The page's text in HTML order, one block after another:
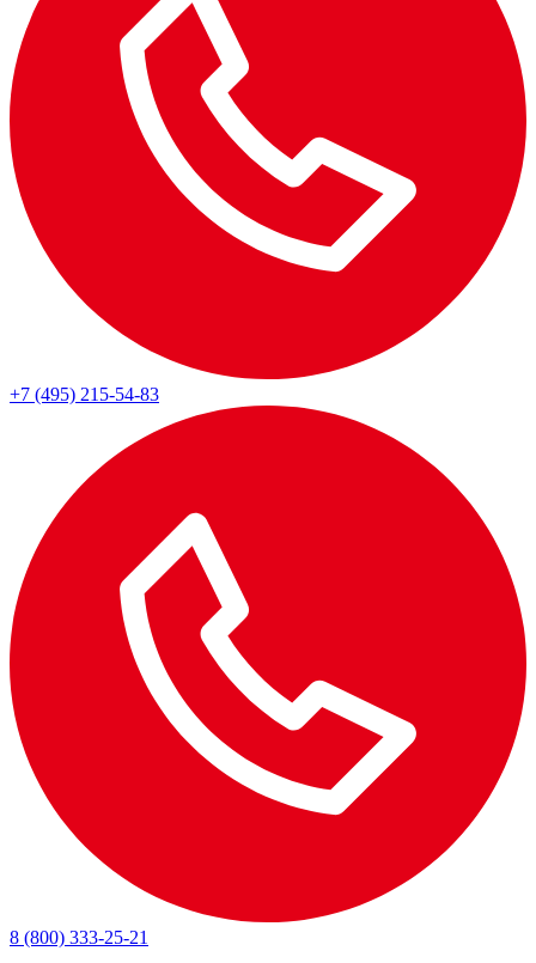
+7 (495) 215-54-83
8 (800) 333-25-21